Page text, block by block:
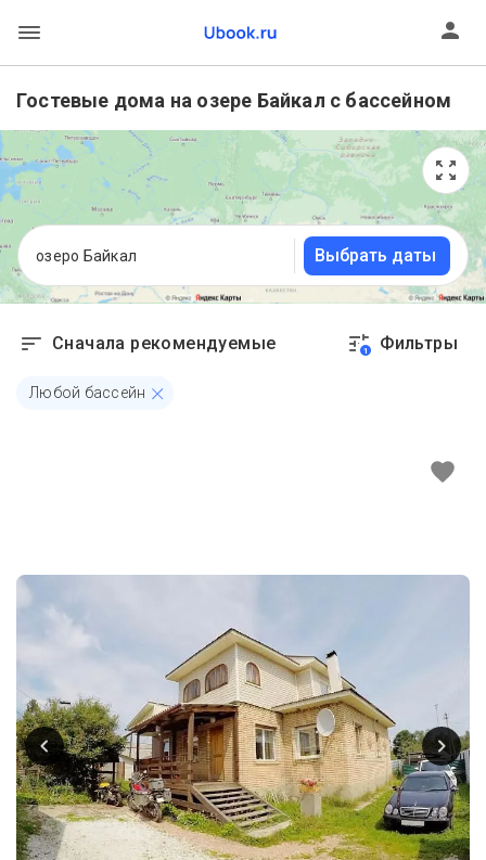
Гостевые дома на озере Байкал с бассейном
озеро Байкал Выбрать даты
Сначала рекомендуемые 1 Фильтры
Любой бассейн